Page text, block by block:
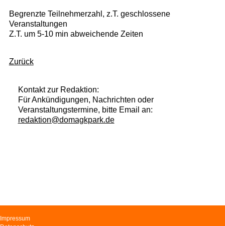
Begrenzte Teilnehmerzahl, z.T. geschlossene
Veranstaltungen
Z.T. um 5-10 min abweichende Zeiten
Zurück
Kontakt zur Redaktion:
Für Ankündigungen, Nachrichten oder
Veranstaltungstermine, bitte Email an:
redaktion@domagkpark.de
Navigation
Impressum